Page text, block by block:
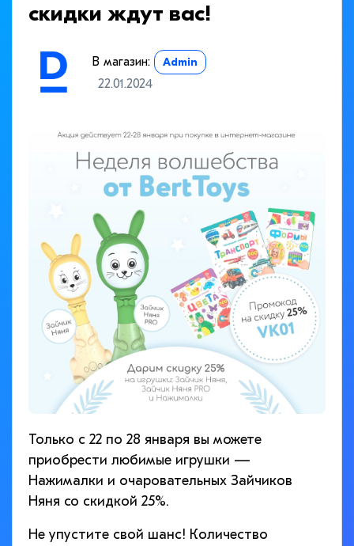
скидки ждут вас!
В магазин: Admin
22.01.2024
Только с 22 по 28 января вы можете
приобрести любимые игрушки —
Нажималки и очаровательных Зайчиков
Няня со скидкой 25%.
Не упустите свой шанс! Количество